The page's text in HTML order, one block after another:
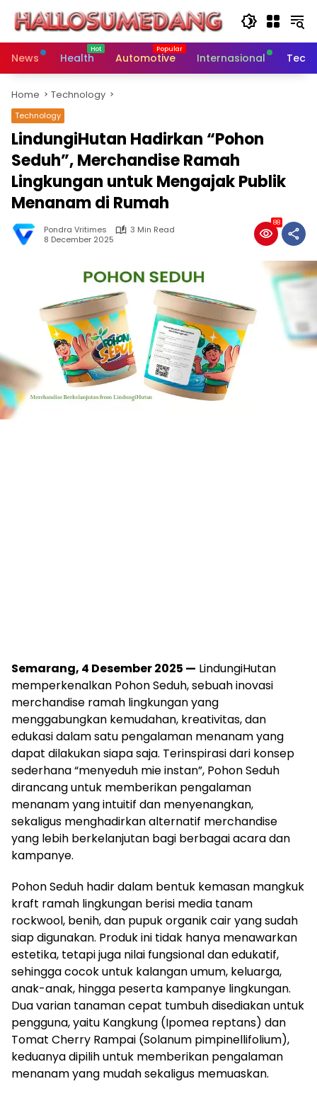
content
News
Health Automotive Internasional
Home Technology
Technology
LindungiHutan Hadirkan “Pohon
Seduh”, Merchandise Ramah
Lingkungan untuk Mengajak Publik
Menanam di Rumah
Pondra Vritimes
3 Min Read
8 December 2025
88
Semarang, 4 Desember 2025 — LindungiHutan
memperkenalkan Pohon Seduh, sebuah inovasi
merchandise ramah lingkungan yang
menggabungkan kemudahan, kreativitas, dan
edukasi dalam satu pengalaman menanam yang
dapat dilakukan siapa saja. Terinspirasi dari konsep
sederhana “menyeduh mie instan”, Pohon Seduh
dirancang untuk memberikan pengalaman
menanam yang intuitif dan menyenangkan,
sekaligus menghadirkan alternatif merchandise
yang lebih berkelanjutan bagi berbagai acara dan
kampanye.
Pohon Seduh hadir dalam bentuk kemasan mangkuk
kraft ramah lingkungan berisi media tanam
rockwool, benih, dan pupuk organik cair yang sudah
siap digunakan. Produk ini tidak hanya menawarkan
estetika, tetapi juga nilai fungsional dan edukatif,
sehingga cocok untuk kalangan umum, keluarga,
anak-anak, hingga peserta kampanye lingkungan.
Dua varian tanaman cepat tumbuh disediakan untuk
pengguna, yaitu Kangkung (Ipomea reptans) dan
Tomat Cherry Rampai (Solanum pimpinellifolium),
keduanya dipilih untuk memberikan pengalaman
menanam yang mudah sekaligus memuaskan.